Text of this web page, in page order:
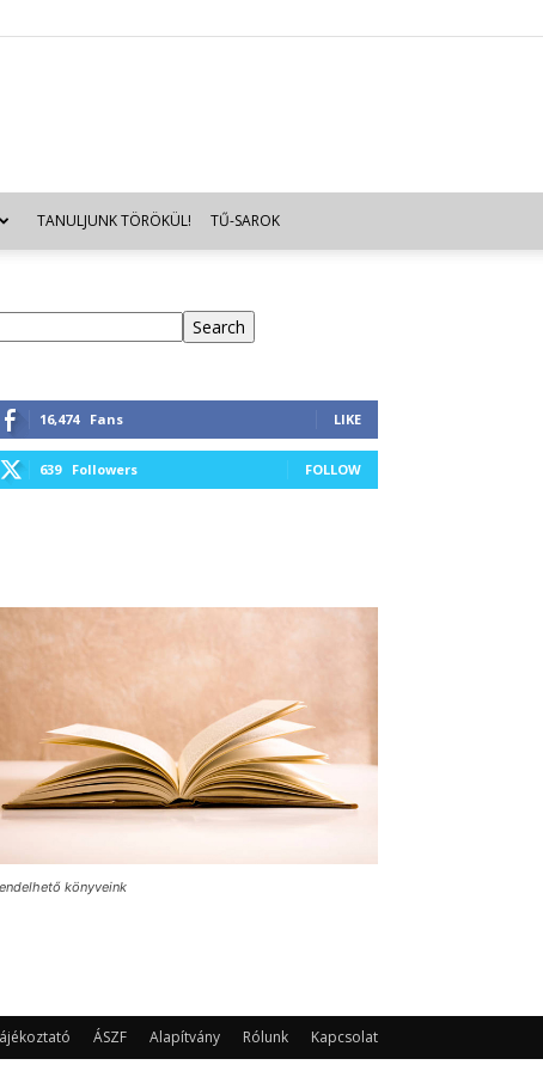
TANULJUNK TÖRÖKÜL! TŰ-SAROK
Search
16,474 Fans LIKE
639 Followers FOLLOW
könyveink
ÁSZF Alapítvány Rólunk Kapcsolat